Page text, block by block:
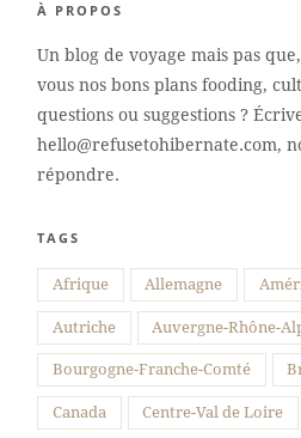
Suivre sur
À PROPOS
Un blog de voyage mais pas
vous nos bons plans fooding,
questions ou suggestions ?
hello@refusetohibernate.com,
répondre.
TAGS
Afrique Allemagne
Autriche Auvergne-Rhône-
Bourgogne-Franche-Comté
Canada Centre-Val de Loire